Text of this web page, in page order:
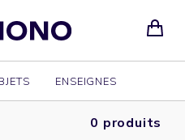
ENSEIGNES
0 produits